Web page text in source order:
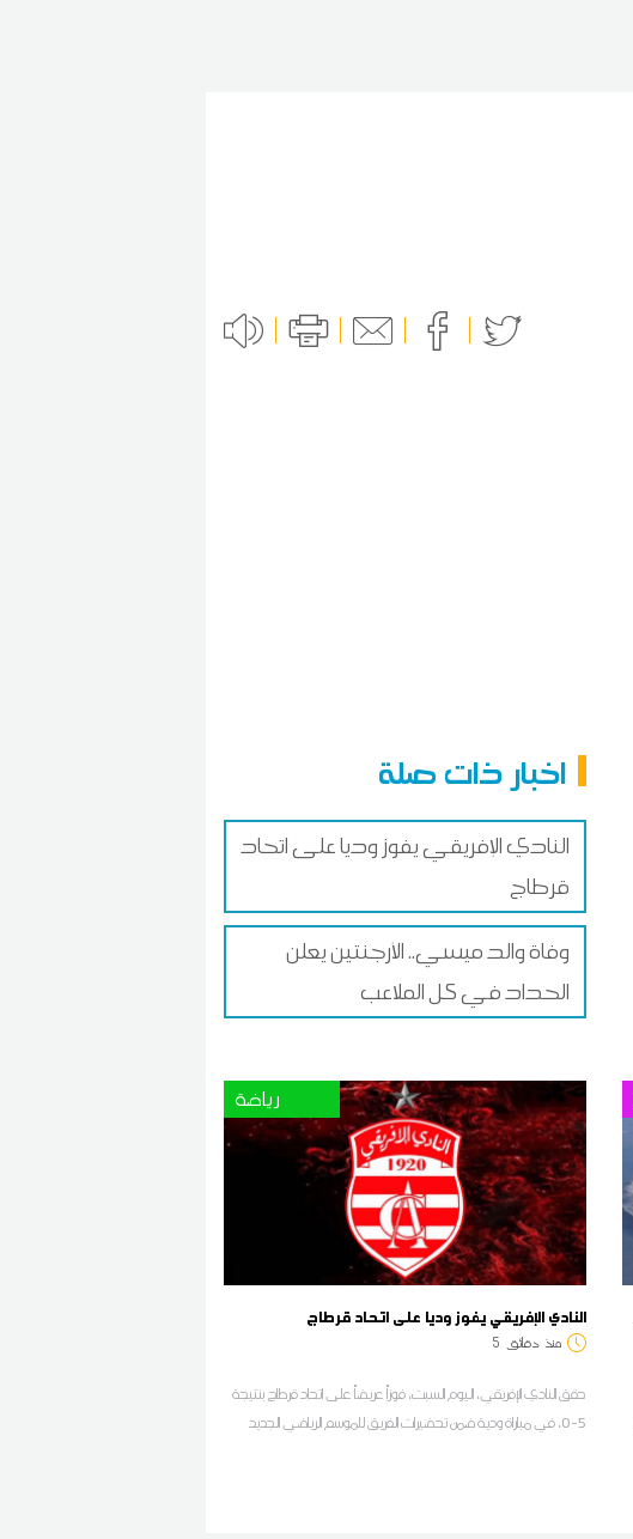
اخبار ذات صلة
النادي الإفريقي يفوز وديا على اتحاد
قرطاج
وفاة والد ميسي.. الأرجنتين يعلن
الحداد في كل الملاعب
رياضة
النادي الإفريقي يفوز وديا على اتحاد قرطاج
منذ دقائق 5
حقق النادي الإفريقي، اليوم السبت، فوزاً عريضاً على اتحاد قرطاج بنتيجة
5-0، في مباراة ودية ضمن تحضيرات الفريق للموسم الرياضي الجديد